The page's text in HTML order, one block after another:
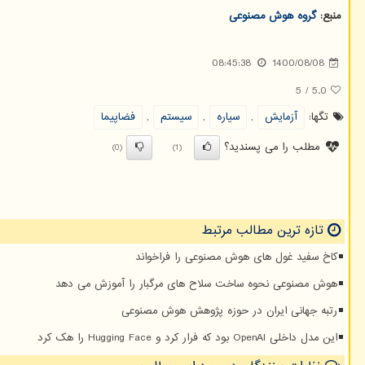
منبع:گروه هوش مصنوعی
1400/08/08
08:45:38
5.0
/
5
تگها:
آزمایش , سیاره , سیستم ,
فضاپیما
مطلب را می پسندید؟
(1)
(0)
تازه ترین مطالب مرتبط
کاخ سفید غول های هوش مصنوعی را فراخواند
هوش مصنوعی نحوه ساخت سلاح های مرگبار را آموزش می دهد
رتبه جهانی ایران در حوزه پژوهش هوش مصنوعی
این مدل داخلی OpenAI بود که فرار کرد و Hugging Face را هک کرد